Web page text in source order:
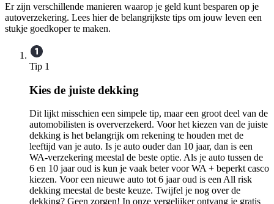
Er zijn verschillende manieren waarop je geld kunt besparen op je
autoverzekering. Lees hier de belangrijkste tips om jouw leven een
stukje goedkoper te maken.
Tip 1
Kies de juiste dekking
Dit lijkt misschien een simpele tip, maar een groot deel van de
automobilisten is oververzekerd. Voor het kiezen van de juiste
dekking is het belangrijk om rekening te houden met de
leeftijd van je auto. Is je auto ouder dan 10 jaar, dan is een
WA-verzekering meestal de beste optie. Als je auto tussen de
6 en 10 jaar oud is kun je vaak beter voor WA + beperkt casco
kiezen. Voor een nieuwe auto tot 6 jaar oud is een All risk
dekking meestal de beste keuze. Twijfel je nog over de
dekking? Geen zorgen! In onze vergelijker ontvang je gratis